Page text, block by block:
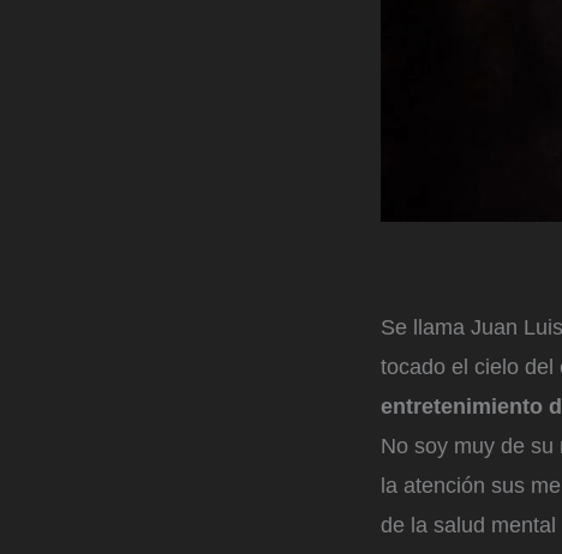
Se llama Juan
tocado el cielo del
entretenimiento
No soy muy de
la atención sus
de la salud